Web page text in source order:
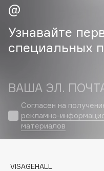
Cadence
Capelli Dorati
Carbon Theory
Catrice
Celimax
Cettua
Chupa Chups
Clarins
Узнавайте
специальных
ВАША ЭЛ.
Согласен на
рекламно-
материалов
VISAGEHALL